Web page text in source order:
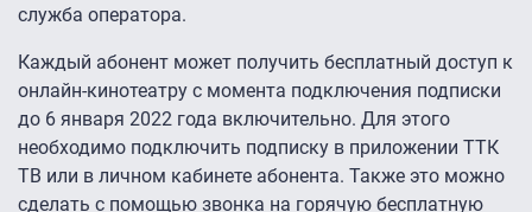
служба оператора.
Каждый абонент может получить бесплатный доступ к
онлайн-кинотеатру с момента подключения подписки
до 6 января 2022 года включительно. Для этого
необходимо подключить подписку в приложении ТТК
ТВ или в личном кабинете абонента. Также это можно
сделать с помощью звонка на горячую бесплатную